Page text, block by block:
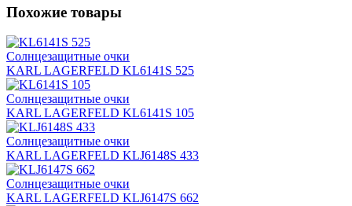
Похожие товары
Солнцезащитные очки
KARL LAGERFELD KL6141S 525
Солнцезащитные очки
KARL LAGERFELD KL6141S 105
Солнцезащитные очки
KARL LAGERFELD KLJ6148S 433
Солнцезащитные очки
KARL LAGERFELD KLJ6147S 662